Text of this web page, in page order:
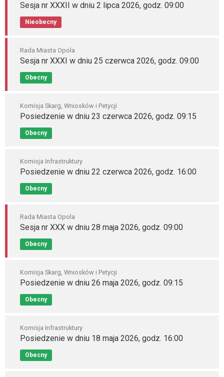
Sesja nr XXXII w dniu 2 lipca 2026, godz. 09:00
Nieobecny
Rada Miasta Opola
Sesja nr XXXI w dniu 25 czerwca 2026, godz. 09:00
Obecny
Komisja Skarg, Wniosków i Petycji
Posiedzenie w dniu 23 czerwca 2026, godz. 09:15
Obecny
Komisja Infrastruktury
Posiedzenie w dniu 22 czerwca 2026, godz. 16:00
Obecny
Rada Miasta Opola
Sesja nr XXX w dniu 28 maja 2026, godz. 09:00
Obecny
Komisja Skarg, Wniosków i Petycji
Posiedzenie w dniu 26 maja 2026, godz. 09:15
Obecny
Komisja Infrastruktury
Posiedzenie w dniu 18 maja 2026, godz. 16:00
Obecny